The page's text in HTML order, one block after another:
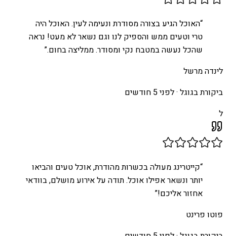
“האוכל הגיע בצורה מסודרת ונעימה לעין. האוכל היה
טרי וטעים ממש והספיק לנו וגם נשאר לא מעט! נראה
שהכל נעשה במטבח נקי ומסודר. ממליצה בחום.”
לינדה מרשל
ביקורת בגוגל ·לפני 5 חודשים
ל
“קייטרינג מעולה בכשרות מהודרת, אוכל טעים והביאו
יותר ונשאר אפילו אוכל. תודה על אירוע מושלם, בוודאי
אחזור אליכם!”
פוטו פרינט